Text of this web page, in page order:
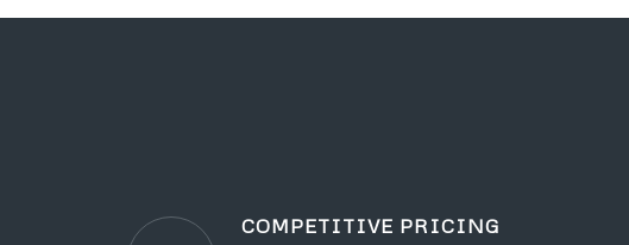
COMPETITIVE PRICING